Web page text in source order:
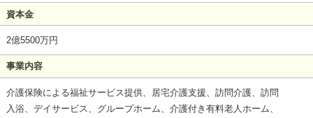
資本金
2億5500万円
事業内容
介護保険による福祉サービス提供、居宅介護支援、訪問介護、訪問
入浴、デイサービス、グループホーム、介護付き有料老人ホーム、